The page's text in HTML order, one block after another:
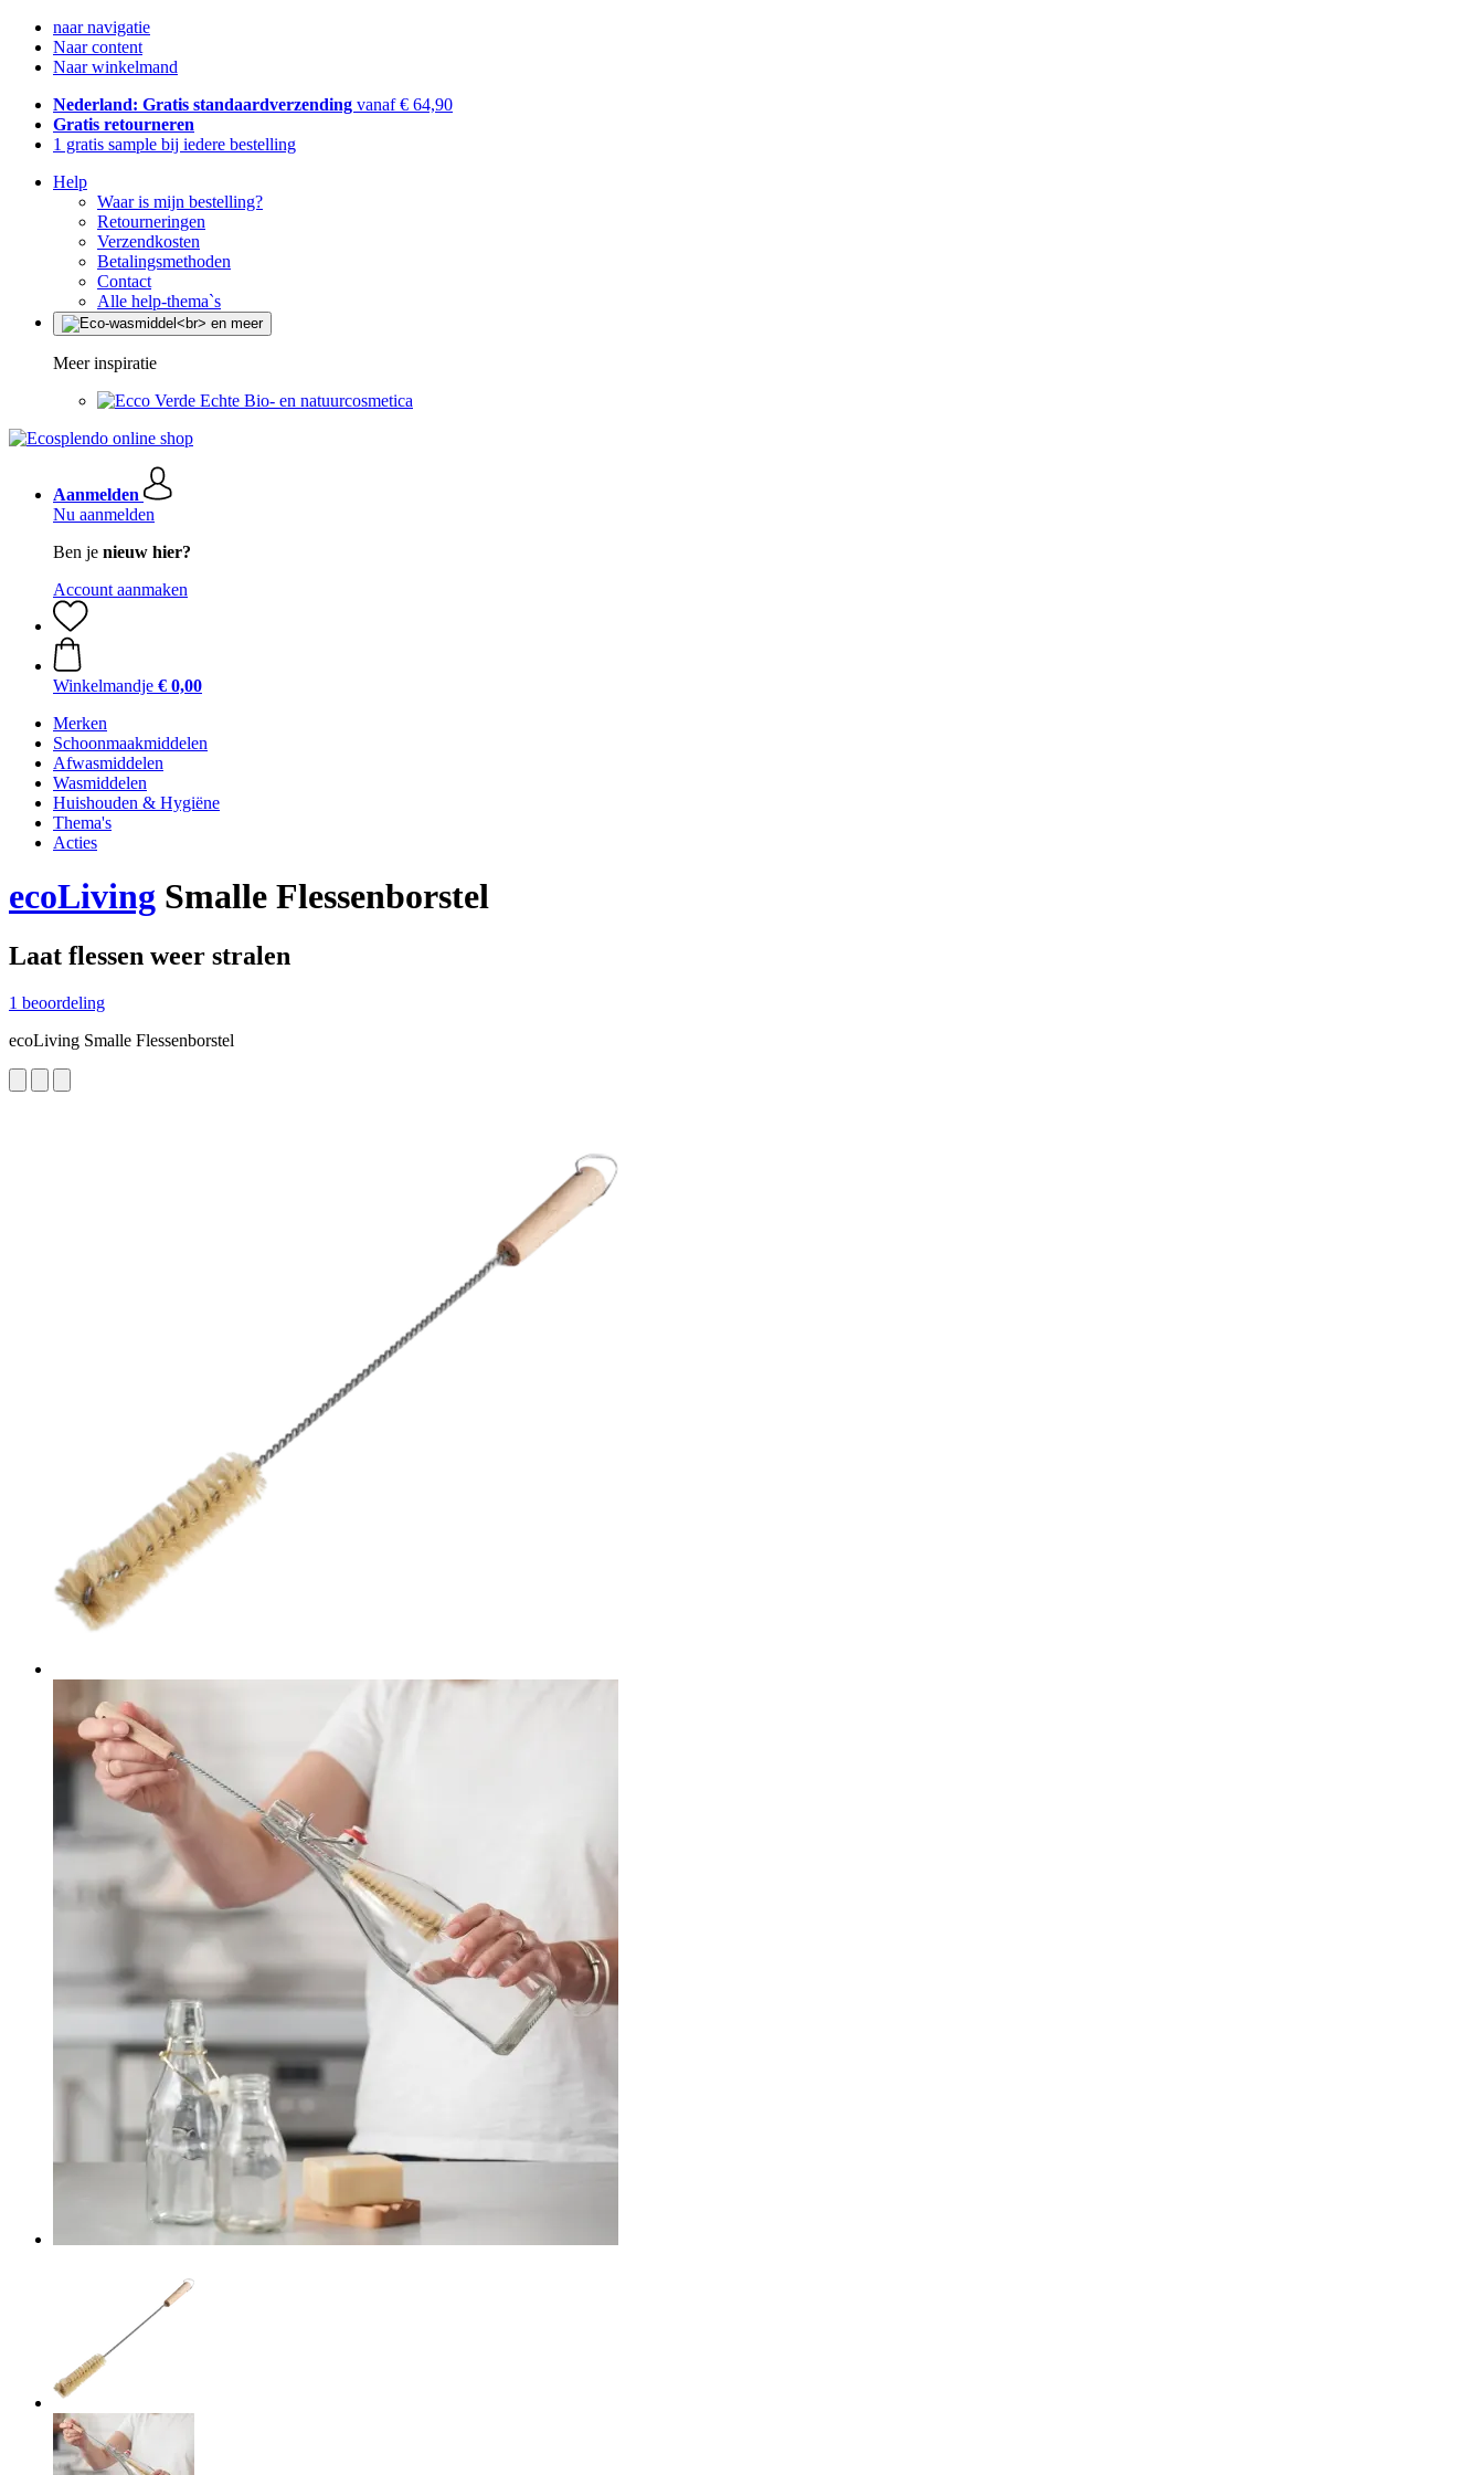
naar navigatie
Naar content
Naar winkelmand
Nederland: Gratis standaardverzending vanaf € 64,90
Gratis retourneren
1 gratis sample bij iedere bestelling
Help
Waar is mijn bestelling?
Retourneringen
Verzendkosten
Betalingsmethoden
Contact
Alle help-thema`s
Meer inspiratie
Echte Bio- en natuurcosmetica
Aanmelden
Nu aanmelden
Ben je nieuw hier?
Account aanmaken
Winkelmandje € 0,00
Merken
Schoonmaakmiddelen
Afwasmiddelen
Wasmiddelen
Huishouden & Hygiëne
Thema's
Acties
ecoLiving Smalle Flessenborstel
Laat flessen weer stralen
1 beoordeling
ecoLiving Smalle Flessenborstel